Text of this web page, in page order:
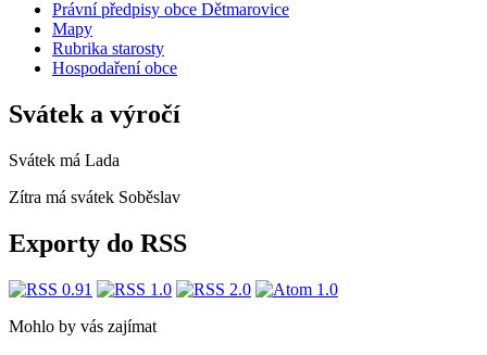
Právní předpisy obce Dětmarovice
Mapy
Rubrika starosty
Hospodaření obce
Svátek a výročí
Svátek má Lada
Zítra má svátek Soběslav
Exporty do RSS
Mohlo by vás zajímat